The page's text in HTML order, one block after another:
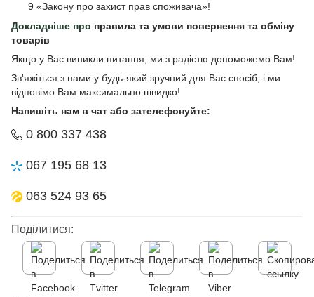
9 «Закону про захист прав споживача»!
Докладніше про правила та умови повернення та обміну
товарів
Якщо у Вас виникли питання, ми з радістю допоможемо Вам!
Зв'яжіться з нами у будь-який зручний для Вас спосіб, і ми
відповімо Вам максимально швидко!
Напишіть нам в чат або зателефонуйте:
0 800 337 438
067 195 68 13
063 524 93 65
Поділитися: